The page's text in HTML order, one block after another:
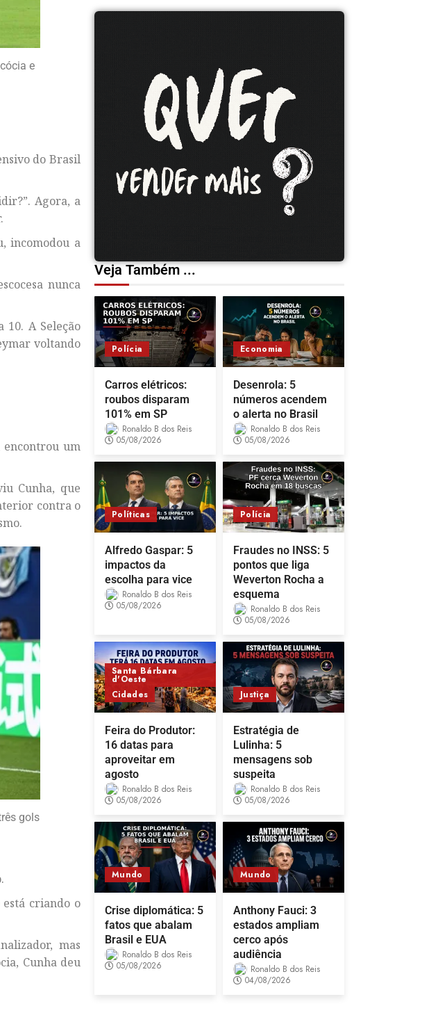
e
do Brasil
Agora, a
incomodou a
nunca
A Seleção
voltando
um
Cunha, que
contra o
gols
criando o
mas
Cunha deu
Veja Também ...
Polícia
Carros elétricos:
roubos disparam
101% em SP
Ronaldo B dos Reis
05/08/2026
Economia
Desenrola: 5
números acendem
o alerta no Brasil
Ronaldo B dos Reis
05/08/2026
Políticas
Alfredo Gaspar: 5
impactos da
escolha para vice
Ronaldo B dos Reis
05/08/2026
Polícia
Fraudes no INSS: 5
pontos que liga
Weverton Rocha a
esquema
Ronaldo B dos Reis
05/08/2026
Santa Bárbara
d'Oeste
Cidades
Feira do Produtor:
16 datas para
aproveitar em
agosto
Ronaldo B dos Reis
05/08/2026
Justiça
Estratégia de
Lulinha: 5
mensagens sob
suspeita
Ronaldo B dos Reis
05/08/2026
Mundo
Crise diplomática: 5
fatos que abalam
Brasil e EUA
Ronaldo B dos Reis
05/08/2026
Mundo
Anthony Fauci: 3
estados ampliam
cerco após
audiência
Ronaldo B dos Reis
04/08/2026